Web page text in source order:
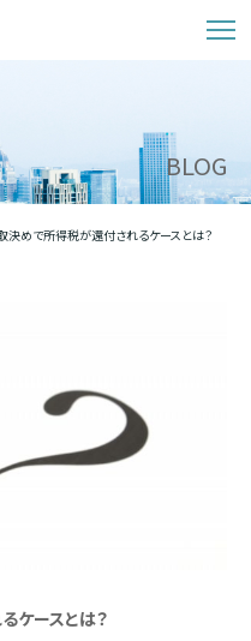
BLOG
決めで所得税が還付されるケースとは？
ケースとは？